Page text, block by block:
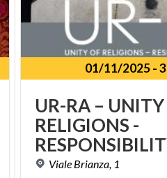
01/11/2025-
UR-RA –
RELIGIONS -
Viale Brianza, 1